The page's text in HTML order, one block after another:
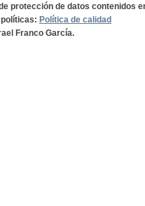
protección de datos contenidos
Política de calidad
Franco García.